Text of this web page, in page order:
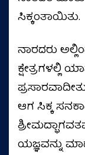
ಸಿಕ್ಕಂತಾಯಿತು.
ನಾರದರು
ಕ್ಷೇತ್ರಗಳಲ್ಲಿ
ಆಗ ಸಿಕ್ಕ
ಯಜ್ಞವನ್ನು